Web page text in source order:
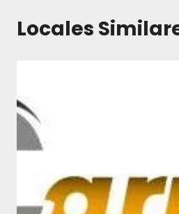
entradas
Locales